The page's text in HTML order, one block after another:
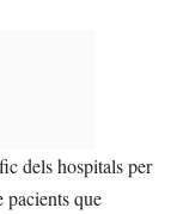
dels hospitals per
pacients que